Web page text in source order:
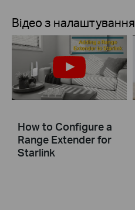
Відео з налаштування
How to Configure a
Range Extender for
Starlink